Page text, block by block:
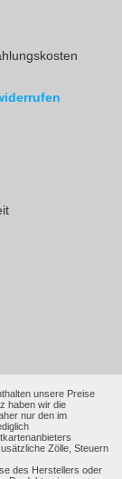
unsere Preise
haben wir die
nur den im
Zölle, Steuern
des Herstellers oder